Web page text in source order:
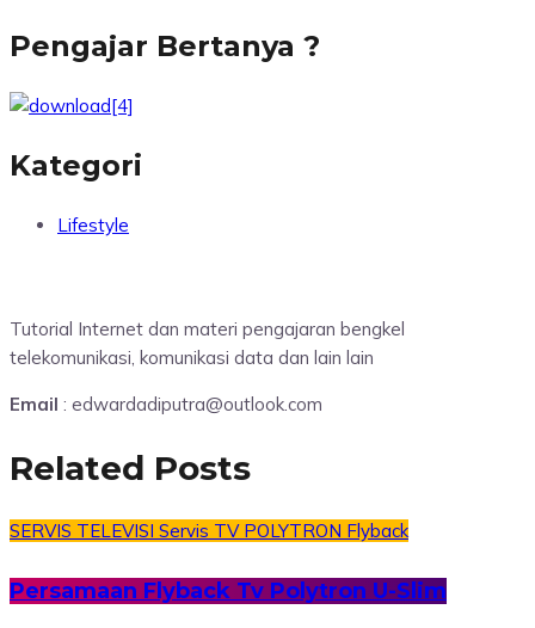
Pengajar Bertanya ?
Kategori
Lifestyle
Tutorial Internet dan materi pengajaran bengkel
telekomunikasi, komunikasi data dan lain lain
Email : edwardadiputra@outlook.com
Related Posts
SERVIS TELEVISI Servis TV POLYTRON Flyback
Persamaan Flyback Tv Polytron U-Slim